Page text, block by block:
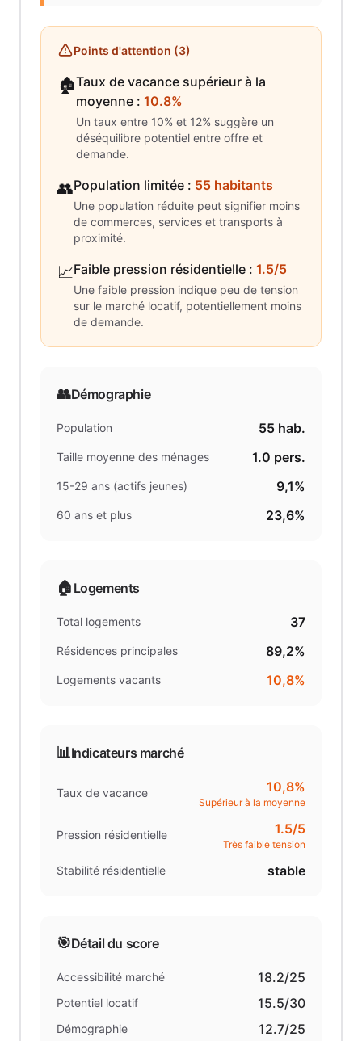
Points d'attention (3)
🏚️Taux de vacance supérieur à la
moyenne : 10.8%
Un taux entre 10% et 12% suggère un
déséquilibre potentiel entre offre et
demande.
👥Population limitée : 55 habitants
Une population réduite peut signifier moins
de commerces, services et transports à
proximité.
📈Faible pression résidentielle : 1.5/5
Une faible pression indique peu de tension
sur le marché locatif, potentiellement moins
de demande.
👥Démographie
Population 55 hab.
Taille moyenne des ménages 1.0 pers.
15-29 ans (actifs jeunes) 9,1%
60 ans et plus 23,6%
🏠 Logements
Total logements 37
Résidences principales 89,2%
Logements vacants 10,8%
📊Indicateurs marché
Taux de vacance 10,8%
Supérieur à la moyenne
Pression résidentielle 1.5/5
Très faible tension
Stabilité résidentielle stable
🎯Détail du score
Accessibilité marché 18.2/25
Potentiel locatif 15.5/30
Démographie 12.7/25